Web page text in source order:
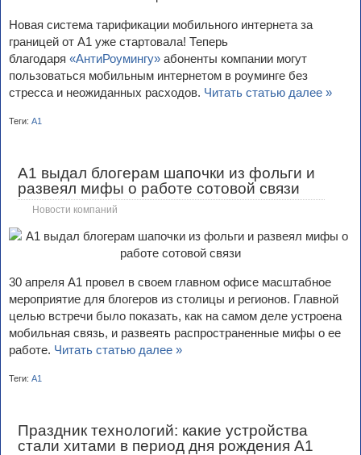
Новая система тарификации мобильного интернета за
границей от А1 уже стартовала! Теперь
благодаря «АнтиРоумингу» абоненты компании могут
пользоваться мобильным интернетом в роуминге без
стресса и неожиданных расходов. Читать статью далее »
Теги: А1
А1 выдал блогерам шапочки из фольги и
развеял мифы о работе сотовой связи
Новости компаний
30 апреля А1 провел в своем главном офисе масштабное
мероприятие для блогеров из столицы и регионов. Главной
целью встречи было показать, как на самом деле устроена
мобильная связь, и развеять распространенные мифы о ее
работе. Читать статью далее »
Теги: А1
Праздник технологий: какие устройства
стали хитами в период дня рождения А1